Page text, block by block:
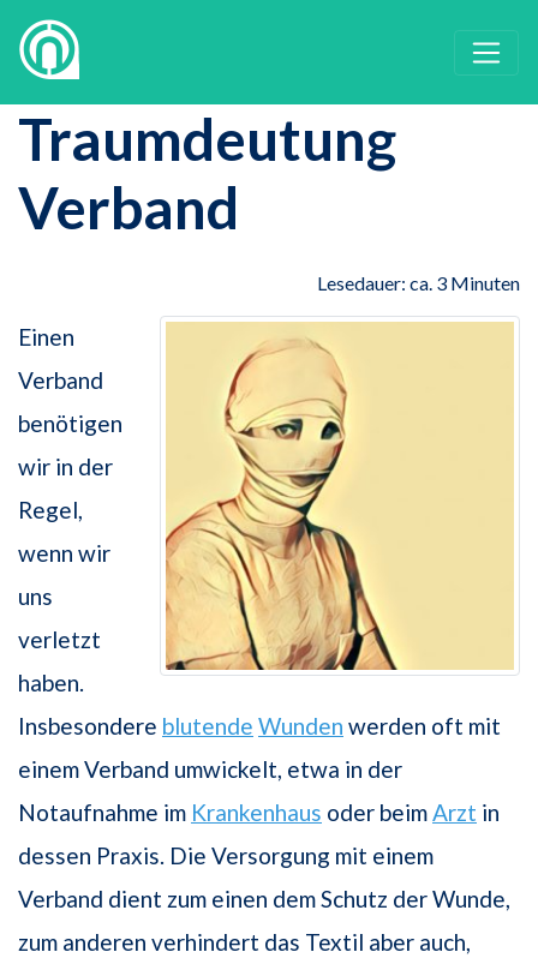
Traumdeutung
Verband
Lesedauer: ca. 3 Minuten
Einen
Verband
benötigen
wir in der
Regel,
wenn wir
uns
verletzt
haben.
Insbesondere blutende Wunden werden oft mit
einem Verband umwickelt, etwa in der
Notaufnahme im Krankenhaus oder beimArzt in
dessen Praxis. Die Versorgung mit einem
Verband dient zum einen dem Schutz der Wunde,
zum anderen verhindert das Textil aber auch,